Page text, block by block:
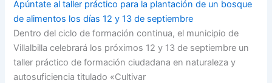
Apúntate al taller práctico para la plantación de un bosque
de alimentos los días 12 y 13 de septiembre
Dentro del ciclo de formación continua, el municipio de
Villalbilla celebrará los próximos 12 y 13 de septiembre un
taller práctico de formación ciudadana en naturaleza y
autosuficiencia titulado «Cultivar